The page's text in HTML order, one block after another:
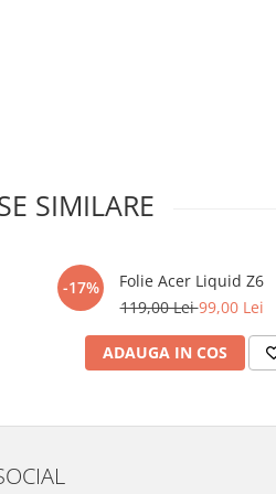
SIMILARE
-17%
Folie Acer Liquid Z6
119,00 Lei99,00 Lei
ADAUGA IN COS